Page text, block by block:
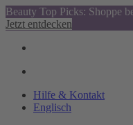
Beauty Top Picks: Shoppe
Jetzt entdecken
Hilfe & Kontakt
Englisch